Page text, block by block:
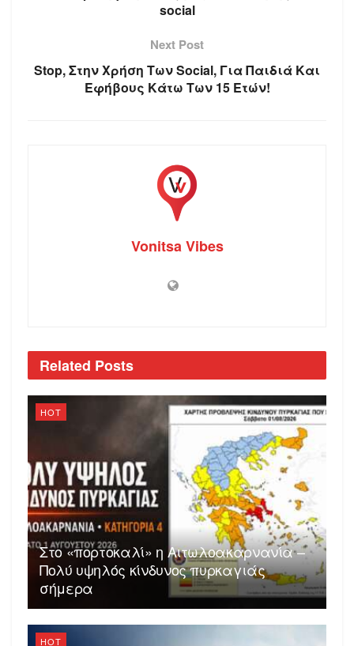
social
Next Post
Stop, Στην Χρήση Των Social, Για Παιδιά Και
Εφήβους Κάτω Των 15 Ετών!
Vonitsa Vibes
Related Posts
HOT
Στο «πορτοκαλί» η Αιτωλοακαρνανία –
Πολύ υψηλός κίνδυνος πυρκαγιάς
σήμερα
HOT